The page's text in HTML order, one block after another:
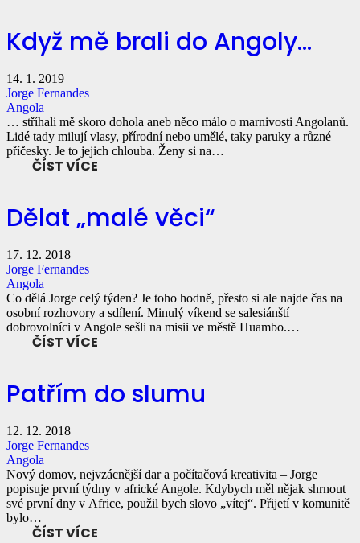
Když mě brali do Angoly…
14. 1. 2019
Jorge Fernandes
Angola
… stříhali mě skoro dohola aneb něco málo o marnivosti Angolanů.
Lidé tady milují vlasy, přírodní nebo umělé, taky paruky a různé
příčesky. Je to jejich chlouba. Ženy si na…
ČÍST VÍCE
Dělat „malé věci“
17. 12. 2018
Jorge Fernandes
Angola
Co dělá Jorge celý týden? Je toho hodně, přesto si ale najde čas na
osobní rozhovory a sdílení. Minulý víkend se salesiánští
dobrovolníci v Angole sešli na misii ve městě Huambo.…
ČÍST VÍCE
Patřím do slumu
12. 12. 2018
Jorge Fernandes
Angola
Nový domov, nejvzácnější dar a počítačová kreativita – Jorge
popisuje první týdny v africké Angole. Kdybych měl nějak shrnout
své první dny v Africe, použil bych slovo „vítej“. Přijetí v komunitě
bylo…
ČÍST VÍCE